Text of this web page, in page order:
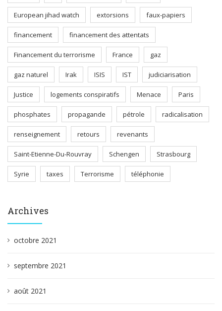
European jihad watch extorsions faux-papiers
financement financement des attentats
Financement du terrorisme France gaz
gaz naturel Irak ISIS IST judiciarisation
Justice logements conspiratifs Menace Paris
phosphates propagande pétrole radicalisation
renseignement retours revenants
Saint-Etienne-Du-Rouvray Schengen Strasbourg
Syrie taxes Terrorisme téléphonie
Archives
octobre 2021
septembre 2021
août 2021